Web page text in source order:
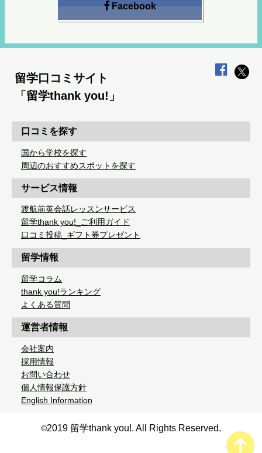
Facebook
留学口コミサイト
「留学thank you!」
口コミを探す
国から学校を探す
周辺のおすすめスポットを探す
サービス情報
渡航前英会話レッスンサービス
留学thank you!_ご利用ガイド
口コミ投稿_ギフト券プレゼント
留学情報
留学コラム
thank you!ランキング
よくある質問
運営者情報
会社案内
採用情報
お問い合わせ
個人情報保護方針
English Information
©2019 留学thank you!. All Rights Reserved.